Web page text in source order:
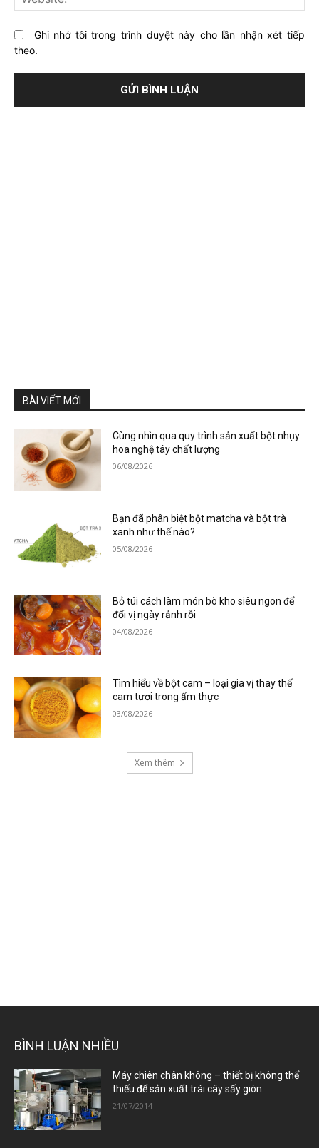
Ghi nhớ tôi trong trình duyệt này cho lần nhận xét tiếp
theo.
BÀI VIẾT MỚI
Cùng nhìn qua quy trình sản xuất bột nhụy
hoa nghệ tây chất lượng
06/08/2026
Bạn đã phân biệt bột matcha và bột trà
xanh như thế nào?
05/08/2026
Bỏ túi cách làm món bò kho siêu ngon để
đổi vị ngày rảnh rỗi
04/08/2026
Tìm hiểu về bột cam – loại gia vị thay thế
cam tươi trong ẩm thực
03/08/2026
Xem thêm
BÌNH LUẬN NHIỀU
Máy chiên chân không – thiết bị không thể
thiếu để sản xuất trái cây sấy giòn
21/07/2014